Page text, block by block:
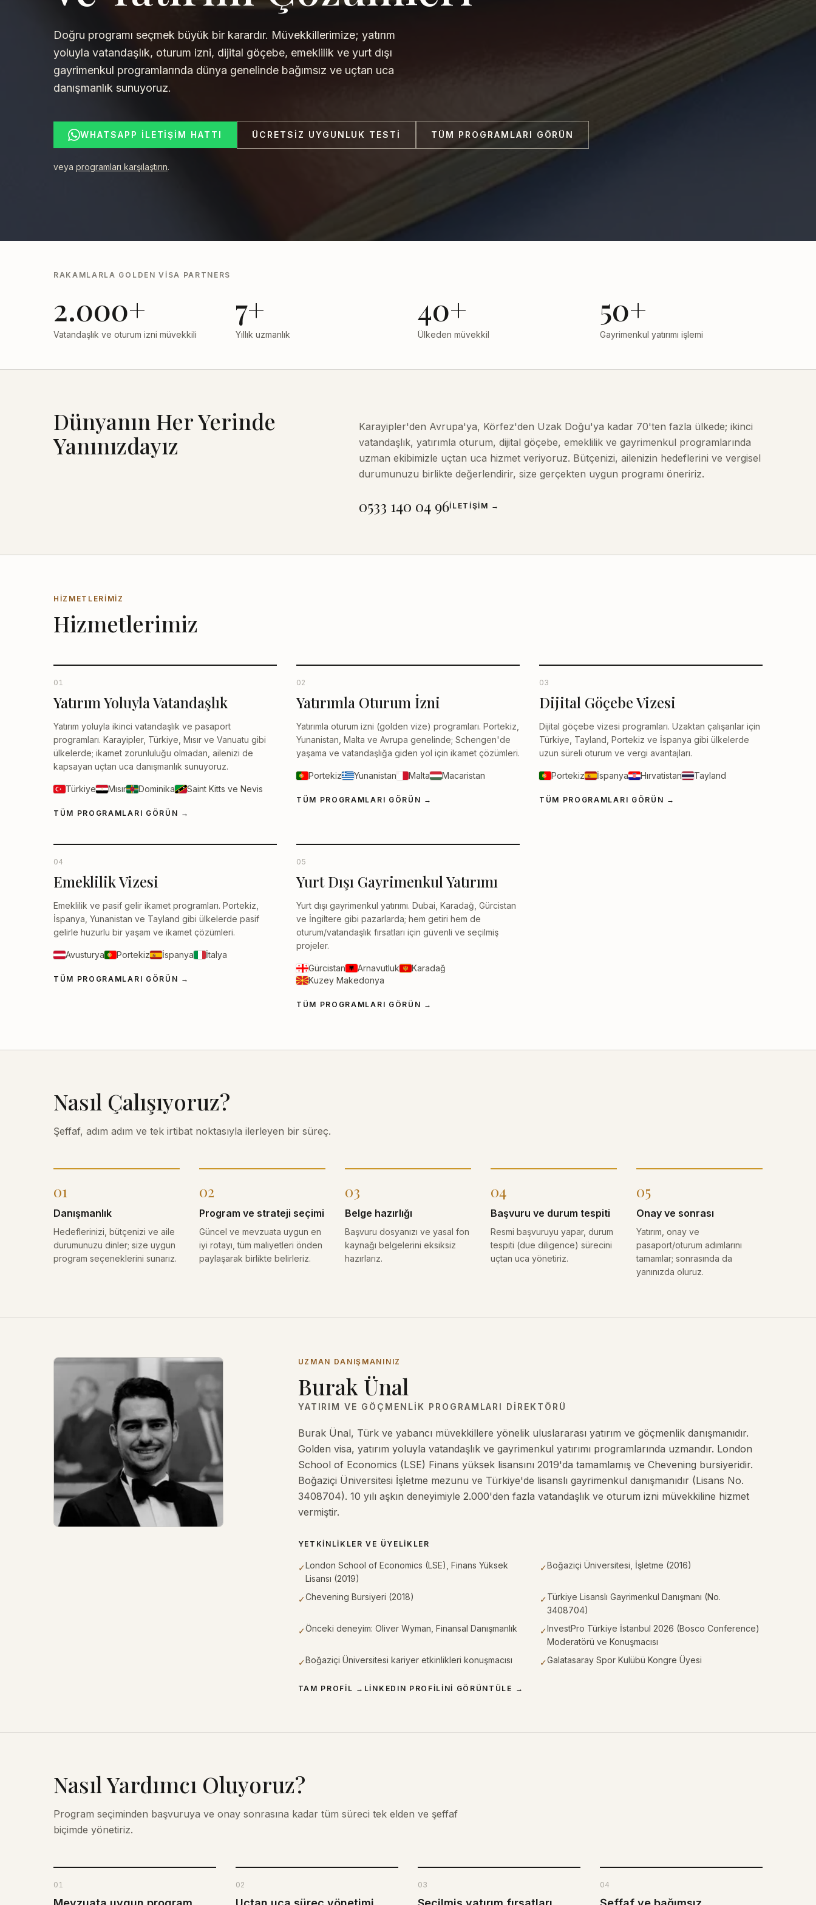
Doğru programı seçmek büyük bir karardır. Müvekkillerimize; yatırım
yoluyla vatandaşlık, oturum izni, dijital göçebe, emeklilik ve yurt dışı
gayrimenkul programlarında dünya genelinde bağımsız ve uçtan uca
danışmanlık sunuyoruz.
WHATSAPP İLETIŞIM HATTI ÜCRETSIZ UYGUNLUK TESTI TÜM PROGRAMLARI GÖRÜN
veya programları karşılaştırın.
RAKAMLARLA GOLDEN VISA PARTNERS
2.000+
Vatandaşlık ve oturum izni müvekkili
7+
Yıllık uzmanlık
40+
Ülkeden müvekkil
50+
Gayrimenkul yatırımı işlemi
Dünyanın Her Yerinde
Yanınızdayız
Karayipler'den Avrupa'ya, Körfez'den Uzak Doğu'ya kadar 70'ten fazla ülkede; ikinci
vatandaşlık, yatırımla oturum, dijital göçebe, emeklilik ve gayrimenkul programlarında
uzman ekibimizle uçtan uca hizmet veriyoruz. Bütçenizi, ailenizin hedeflerini ve vergisel
durumunuzu birlikte değerlendirir, size gerçekten uygun programı öneririz.
0533 140 04 96İLETIŞIM →
HIZMETLERIMIZ
Hizmetlerimiz
01
Yatırım Yoluyla Vatandaşlık
Yatırım yoluyla ikinci vatandaşlık ve pasaport
programları. Karayipler, Türkiye, Mısır ve Vanuatu gibi
ülkelerde; ikamet zorunluluğu olmadan, ailenizi de
kapsayan uçtan uca danışmanlık sunuyoruz.
Türkiye Mısır Dominika Saint Kitts ve Nevis
TÜM PROGRAMLARI GÖRÜN →
02
Yatırımla Oturum İzni
Yatırımla oturum izni (golden vize) programları. Portekiz,
Yunanistan, Malta ve Avrupa genelinde; Schengen'de
yaşama ve vatandaşlığa giden yol için ikamet çözümleri.
Portekiz Yunanistan Malta Macaristan
TÜM PROGRAMLARI GÖRÜN →
03
Dijital Göçebe Vizesi
Dijital göçebe vizesi programları. Uzaktan çalışanlar için
Türkiye, Tayland, Portekiz ve İspanya gibi ülkelerde
uzun süreli oturum ve vergi avantajları.
Portekiz İspanya Hırvatistan Tayland
TÜM PROGRAMLARI GÖRÜN →
04
Emeklilik Vizesi
Emeklilik ve pasif gelir ikamet programları. Portekiz,
İspanya, Yunanistan ve Tayland gibi ülkelerde pasif
gelirle huzurlu bir yaşam ve ikamet çözümleri.
Avusturya Portekiz İspanya İtalya
TÜM PROGRAMLARI GÖRÜN →
05
Yurt Dışı Gayrimenkul Yatırımı
Yurt dışı gayrimenkul yatırımı. Dubai, Karadağ, Gürcistan
ve İngiltere gibi pazarlarda; hem getiri hem de
oturum/vatandaşlık fırsatları için güvenli ve seçilmiş
projeler.
Gürcistan Arnavutluk
Karadağ
Kuzey Makedonya
TÜM PROGRAMLARI GÖRÜN →
Nasıl Çalışıyoruz?
Şeffaf, adım adım ve tek irtibat noktasıyla ilerleyen bir süreç.
01
Danışmanlık
Hedeflerinizi, bütçenizi ve aile
durumunuzu dinler; size uygun
program seçeneklerini sunarız.
02
Program ve strateji seçimi
Güncel ve mevzuata uygun en
iyi rotayı, tüm maliyetleri önden
paylaşarak birlikte belirleriz.
03
Belge hazırlığı
Başvuru dosyanızı ve yasal fon
kaynağı belgelerini eksiksiz
hazırlarız.
04
Başvuru ve durum tespiti
Resmi başvuruyu yapar, durum
tespiti (due diligence) sürecini
uçtan uca yönetiriz.
05
Onay ve sonrası
Yatırım, onay ve
pasaport/oturum adımlarını
tamamlar; sonrasında da
yanınızda oluruz.
UZMAN DANIŞMANINIZ
Burak Ünal
YATIRIM VE GÖÇMENLIK PROGRAMLARI DIREKTÖRÜ
Burak Ünal, Türk ve yabancı müvekkillere yönelik uluslararası yatırım ve göçmenlik danışmanıdır.
Golden visa, yatırım yoluyla vatandaşlık ve gayrimenkul yatırımı programlarında uzmandır. London
School of Economics (LSE) Finans yüksek lisansını 2019'da tamamlamış ve Chevening bursiyeridir.
Boğaziçi Üniversitesi İşletme mezunu ve Türkiye'de lisanslı gayrimenkul danışmanıdır (Lisans No.
3408704). 10 yılı aşkın deneyimiyle 2.000'den fazla vatandaşlık ve oturum izni müvekkiline hizmet
vermiştir.
YETKINLIKLER VE ÜYELIKLER
✓London School of Economics (LSE), Finans Yüksek
Lisansı (2019)
✓Boğaziçi Üniversitesi, İşletme (2016)
✓Chevening Bursiyeri (2018) ✓Türkiye Lisanslı Gayrimenkul Danışmanı (No.
3408704)
✓Önceki deneyim: Oliver Wyman, Finansal Danışmanlık ✓InvestPro Türkiye İstanbul 2026 (Bosco Conference)
Moderatörü ve Konuşmacısı
✓Boğaziçi Üniversitesi kariyer etkinlikleri konuşmacısı ✓Galatasaray Spor Kulübü Kongre Üyesi
TAM PROFIL → LINKEDIN PROFILINI GÖRÜNTÜLE →
Nasıl Yardımcı Oluyoruz?
Program seçiminden başvuruya ve onay sonrasına kadar tüm süreci tek elden ve şeffaf
biçimde yönetiriz.
01 02 03 04